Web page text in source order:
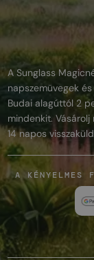
A Sunglass
napszemüvegek
Budai alagúttól 2
mindenkit.
14 napos
A